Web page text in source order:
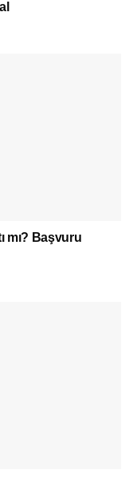
mı? Başvuru